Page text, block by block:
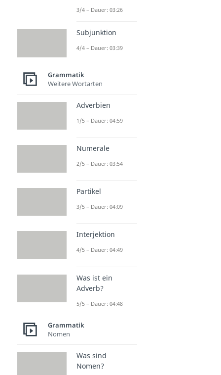
3/4 – Dauer: 03:26
Subjunktion
4/4 – Dauer: 03:39
Grammatik
Weitere Wortarten
Adverbien
1/5 – Dauer: 04:59
Numerale
2/5 – Dauer: 03:54
Partikel
3/5 – Dauer: 04:09
Interjektion
4/5 – Dauer: 04:49
Was ist ein
Adverb?
5/5 – Dauer: 04:48
Grammatik
Nomen
Was sind
Nomen?